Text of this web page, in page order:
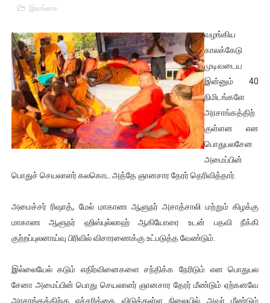
கைது செய்யப்பட்ட இளைஞன் உயிரிழப்பு - கொதித்தெழுந்த
தடுப்பூசியை பெற்றுக் கொள்ளக் கூடிய இடங்கள்...
சிறுமியை பாலியல் வன்கொடுமை செய்த முதியவருக்கு
பிரபல நடிகை தூக்கிட்டு தற்கொலை!
வடிவேலுவுக்கு நீதிமன்றம் விதித்துள்ள அதிரடி உத்தரவு!
தியாகதீபம் லெப்.கேணல் திலீபன், கேணல் சங்கர் ஆகியோரின்
ஐ.நா முன்றலில் சீரற்ற காலநிலையிலும் தமிழின அழிப்பிற்கு
இளையராஜா – கமல் அவசர சந்திப்பு (படங்கள், விடியோ)
ஜனாதிபதி ஐக்கிய நாடுகளின் பொதுச் சபை கூட்டத்தில் இன்று
32 CM விநோத கன்றுக்குட்டி! (வீடியோ)
இலங்கை
வழங்கிய
காலக்கேடு
முடிவடைய
இன்னும் 40
நிமிடங்களே
அரசாங்கத்திற்
குள்ளன என
பொதுபலசேன
அமைப்பின்
பொதுச் செயலாளர் கலகொட அத்தே ஞானசார தேரர் தெரிவித்தார்.
அமைச்சர் ரிஷாத், மேல் மாகாண ஆளுநர் அசாத்சாலி மற்றும் கிழக்கு
மாகாண ஆளுநர் ஹிஸ்புல்லாஹ் ஆகியோரை உடன் பதவி நீக்கி
குற்றப்புலனாய்வு பிரிவில் விசாரணைக்கு உட்படுத்த வேண்டும்.
இல்லையேல் கடும் எதிர்வினைகளை சந்திக்க நேரிடும் என பொதுபல
சேனா அமைப்பின் பொது செயலாளர் ஞானசார தேரர் மீண்டும் ஏற்கனவே
அரசாங்கத்திற்கு எச்சரிக்கை விடுத்துள்ள நிலையில் அவர் மீண்டும்